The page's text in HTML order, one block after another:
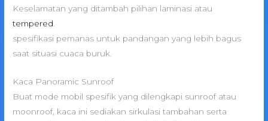
Keselamatan yang ditambah pilihan laminasi atau
tempered
spesifikasi pemanas untuk pandangan yang lebih bagus
saat situasi cuaca buruk.
Kaca Panoramic Sunroof
Buat mode mobil spesifik yang dilengkapi sunroof atau
moonroof, kaca ini sediakan sirkulasi tambahan serta